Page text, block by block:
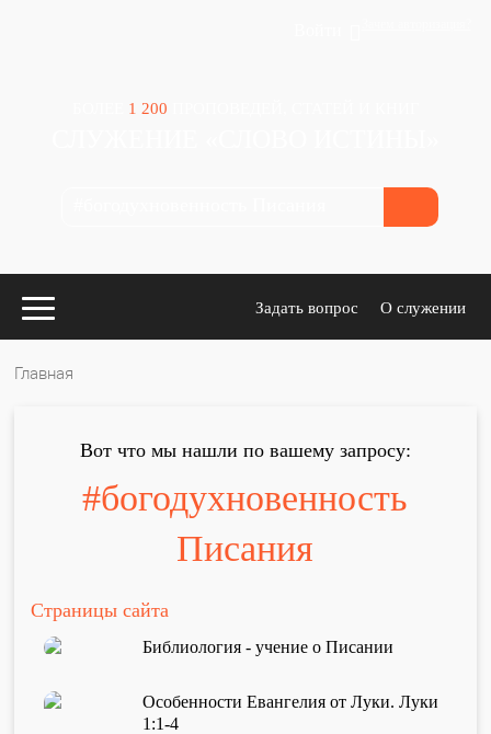
1 200
Задать вопрос О служении
Проповеди
Актуальные конспекты проповедей
Главная
Вот что мы нашли по вашему запросу:
#богодухновенность
Писания
Страницы сайта
Библиология - учение о Писании
Особенности Евангелия от Луки. Луки
1:1-4